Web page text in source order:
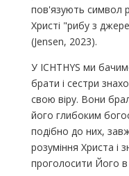
пов'язують символ
Христі "рибу з
(Jensen, 2023).
У ICHTHYS ми
брати і сестри
свою віру. Вони
його глибоким
подібно до них,
розуміння Христа і
проголосити Його в